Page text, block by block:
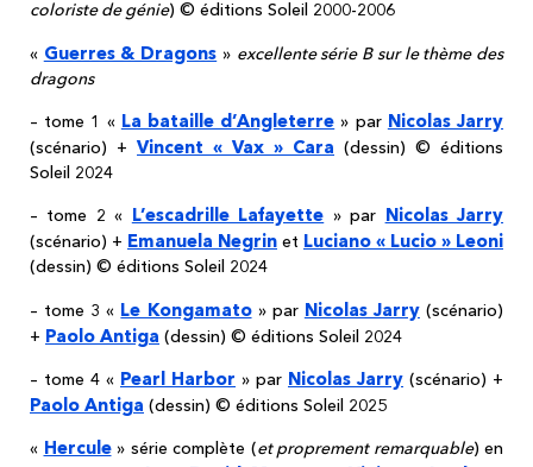
coloriste de génie) © éditions Soleil 2000-2006
« Guerres & Dragons » excellente série B sur le thème des
dragons
– tome 1 « La bataille d’Angleterre » par Nicolas Jarry
(scénario) + Vincent « Vax » Cara (dessin) © éditions
Soleil 2024
– tome 2 « L’escadrille Lafayette » par Nicolas Jarry
(scénario) + Emanuela Negrin et Luciano « Lucio » Leoni
(dessin) © éditions Soleil 2024
– tome 3 « Le Kongamato» par Nicolas Jarry(scénario)
+ Paolo Antiga (dessin) © éditions Soleil 2024
– tome 4 « Pearl Harbor » par Nicolas Jarry (scénario) +
Paolo Antiga (dessin) © éditions Soleil 2025
« Hercule» série complète (et proprement remarquable) en